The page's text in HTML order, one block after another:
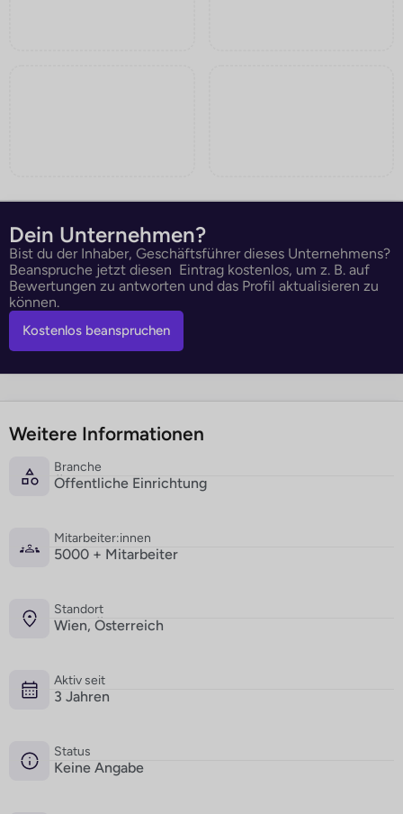
Dein Unternehmen?
Bist du der Inhaber, Geschäftsführer dieses Unternehmens?
Beanspruche jetzt diesen Eintrag kostenlos, um z. B. auf
Bewertungen zu antworten und das Profil aktualisieren zu
können.
Kostenlos beanspruchen
Weitere Informationen
Branche
Öffentliche Einrichtung
Mitarbeiter:innen
5000 + Mitarbeiter
Standort
Wien, Österreich
Aktiv seit
3 Jahren
Status
Keine Angabe